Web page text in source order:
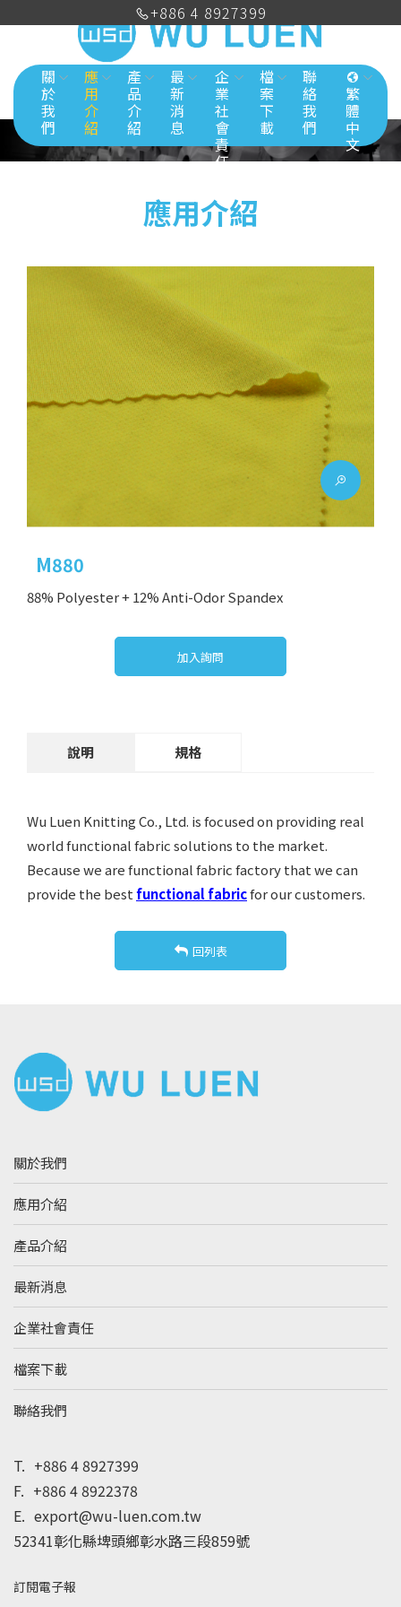
關
於
我
們
應
用
介
紹
產
品
介
紹
最
新
消
息
企
業
社
會
責
任
檔
案
下
載
聯
絡
我
們
繁
體
中
文
應用介紹
M880
88% Polyester + 12% Anti-Odor Spandex
加入詢問
說明 規格
Wu Luen Knitting Co., Ltd. is focused on providing real
world functional fabric solutions to the market.
Because we are functional fabric factory that we can
provide the bestfunctional fabricfor our customers.
回列表
T. +886 4 8927399
F. +886 4 8922378
E. export@wu-luen.com.tw
52341彰化縣埤頭鄉彰水路三段859號
關於我們
應用介紹
產品介紹
最新消息
企業社會責任
檔案下載
聯絡我們
訂閱電子報
+886 4 8927399